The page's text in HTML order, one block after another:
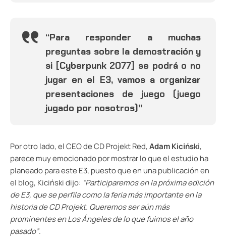
“Para responder a muchas
preguntas sobre la demostración y
si [Cyberpunk 2077] se podrá o no
jugar en el E3, vamos a organizar
presentaciones de juego (juego
jugado por nosotros)”
Por otro lado, el CEO de CD Projekt Red,Adam Kiciński,
parece muy emocionado por mostrar lo que el estudio ha
planeado para este E3, puesto que en una publicaciónen
el blog, Kiciński dijo: “Participaremos en la próxima edición
de E3, que se perfila como la feria más importante en la
historia de CD Projekt. Queremos ser aún más
prominentes en Los Ángeles de lo que fuimos el año
pasado”.